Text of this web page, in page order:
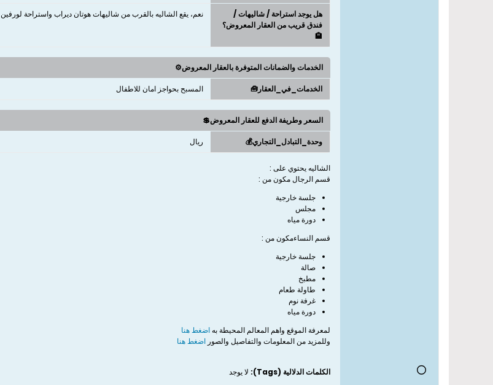
هل يوجد استراحة / شاليهات /
فندق قريب من العقار المعروض؟
🏨
نعم، يقع الشاليه بالقرب من شاليهات هوتان ديراب واستراحة لورفين
الخدمات والضمانات المتوفرة بالعقار المعروض⚙️
الخدمات_في_العقار🧰 المسبح بحواجز امان للاطفال
السعر وطريفة الدفع للعقار المعروض💲
وحدة_التبادل_التجاري💰 ريال
الشاليه يحتوي على :
قسم الرجال مكون من :
جلسة خارجية
مجلس
دورة مياه
قسم النساءمكون من :
جلسة خارجية
صالة
مطبخ
طاولة طعام
غرفة نوم
دورة مياه
لمعرفة الموقع واهم المعالم المحيطة بهاضغط هنا
وللمزيد من المعلومات والتفاصيل والصور اضغط هنا​
الكلمات الدلالية (Tags): لا يوجد